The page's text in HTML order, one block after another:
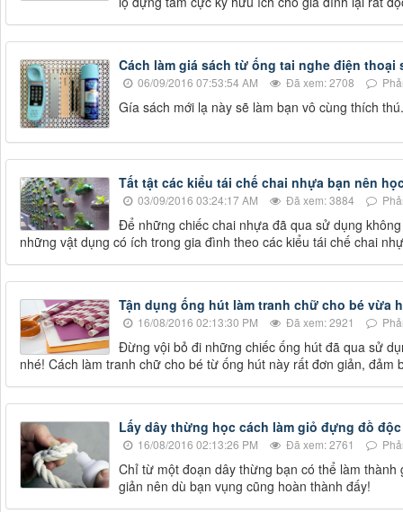
Cách làm giá sách từ ống tai nghe điện thoại
06/09/2016 07:53:54 AM Đã xem: 2708
Gía sách mới lạ này sẽ làm bạn vô cùng thích thú.
Tất tật các kiểu tái chế chai nhựa bạn nên
03/09/2016 03:24:17 AM Đã xem: 3884
Để những chiếc chai nhựa đã qua sử dụng
những vật dụng có ích trong gia đình theo các kiểu tái chế chai
Tận dụng ống hút làm tranh chữ cho bé vừa
16/08/2016 02:13:30 PM Đã xem: 2921
Đừng vội bỏ đi những chiếc ống hút đã qua sử
nhé! Cách làm tranh chữ cho bé từ ống hút này rất đơn giản, đảm
Lấy dây thừng học cách làm giỏ đựng đồ
16/08/2016 02:13:26 PM Đã xem: 2761
Chỉ từ một đoạn dây thừng bạn có thể làm
giản nên dù bạn vụng cũng hoàn thành đấy!